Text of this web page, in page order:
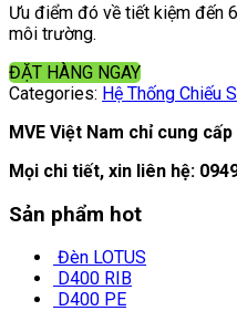
Ưu điểm đó về tiết kiệm đến
môi trường.
ĐẶT HÀNG NGAY
Categories: Hệ Thống Chiếu
MVE Việt Nam chỉ cung
Mọi chi tiết, xin liên hệ:
Sản phẩm hot
Đèn LOTUS
D400 RIB
D400 PE